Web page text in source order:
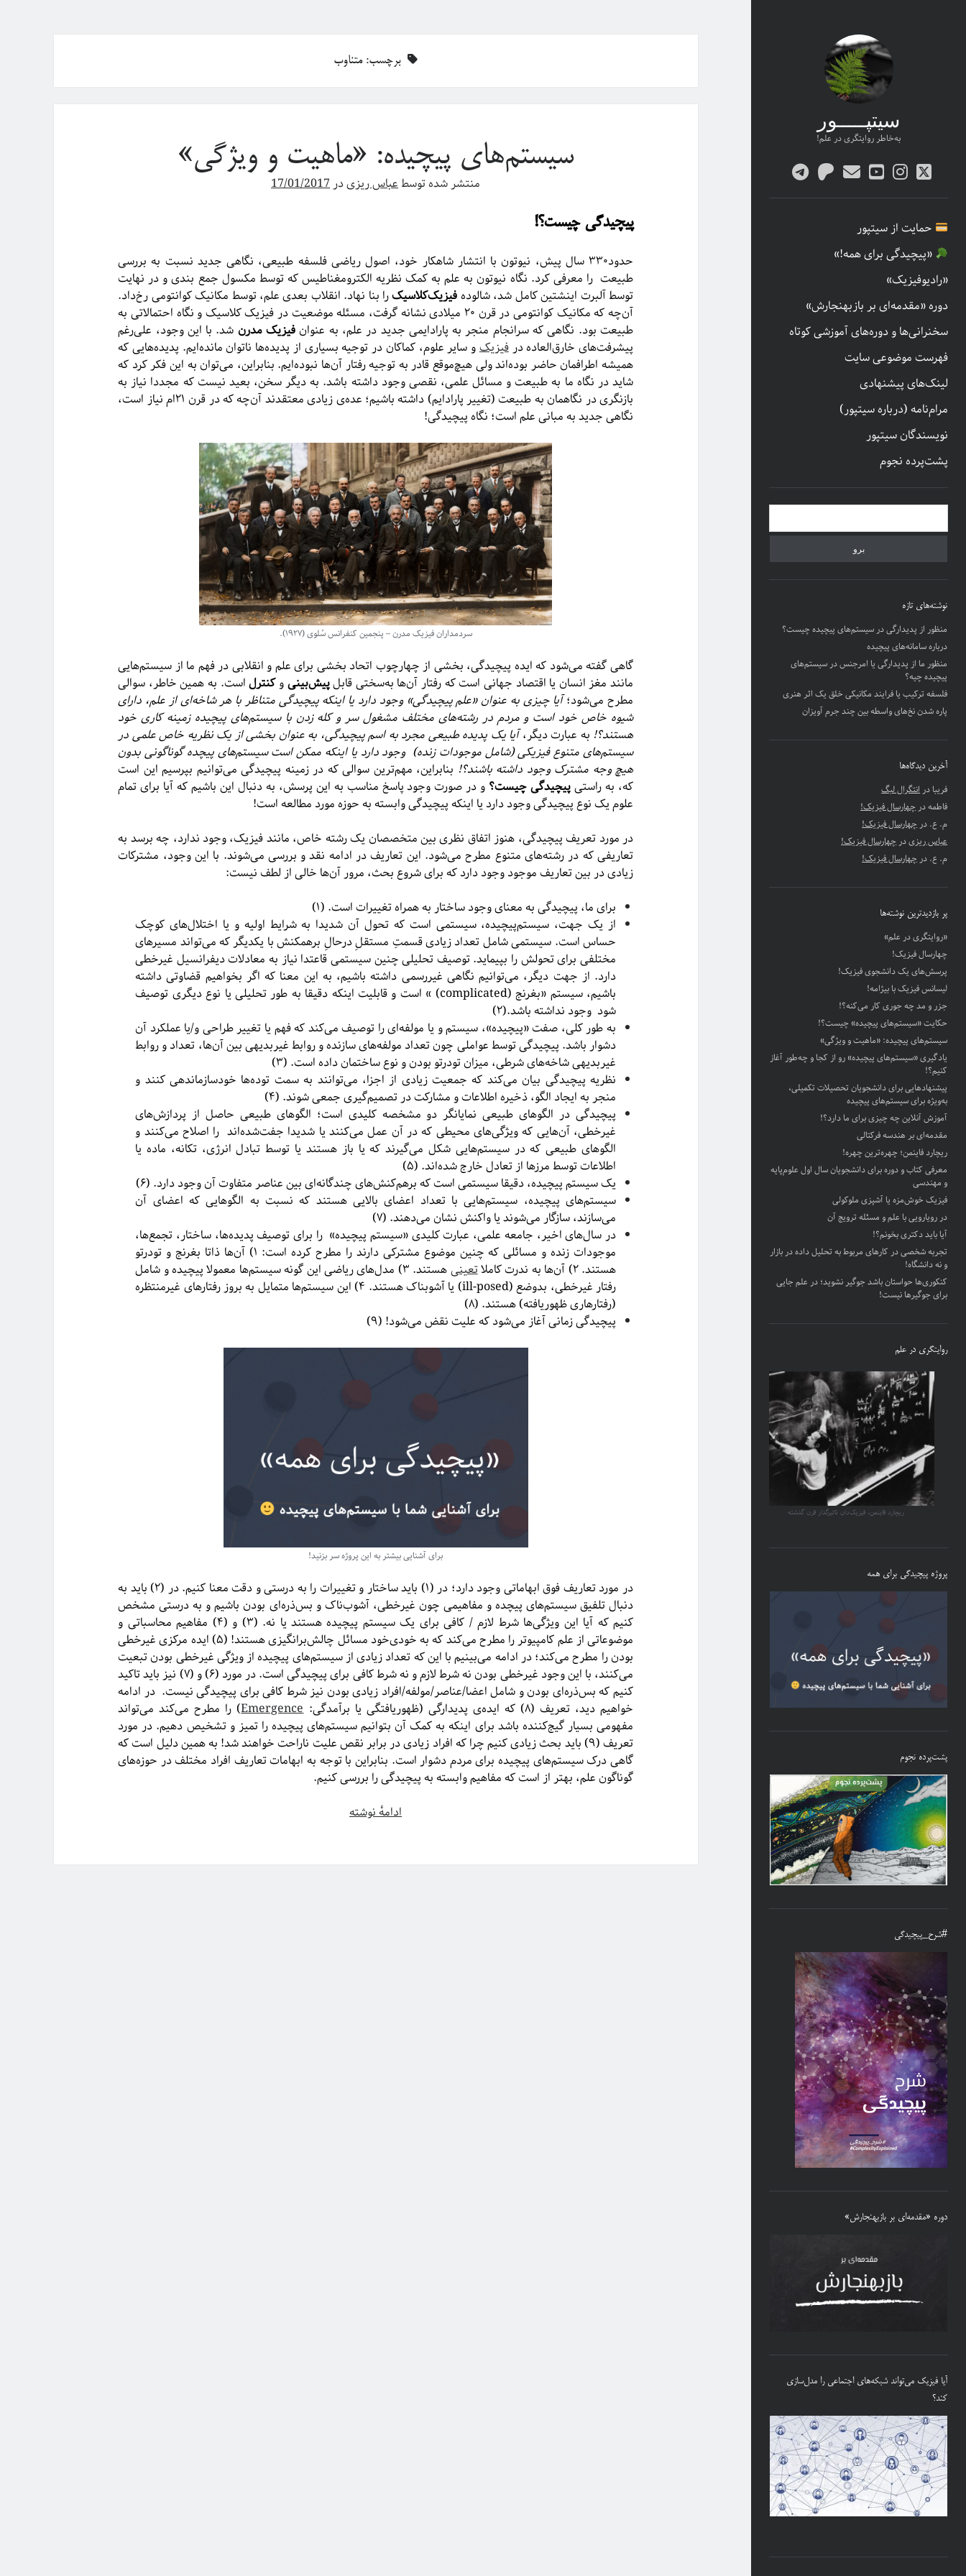
سیتپـــــور
به‌خاطر روایتگری در علم!
twitter
instagram
youtube
پستpatreon
telegram
حمایت از سیتپور
«پیچیدگی برای همه!»
«رادیوفیزیک»
دوره «مقدمه‌ای بر بازبهنجارش»
سخنرانی‌ها و دوره‌های آموزشی کوتاه
فهرست موضوعی سایت
لینک‌های پیشنهادی
مرام‌نامه (درباره سیتپور)
نویسندگان سیتپور
پشت‌پرده نجوم
نوار
کناری
نوشته‌های تازه
منظور از پدیدارگی در سیستم‌های پیچیده چیست؟
درباره سامانه‌های پیچیده
منظور ما از پدیدارگی یا امرجنس در سیستم‌های
پیچیده چیه؟
فلسفه ترکیب یا فرایند مکانیکی خلق یک اثر هنری
پاره شدن نخ‌های واسطه بین چند جرم آویزان
آخرین دیدگاه‌ها
فریبادرانتگرال لبگ
فاطمهدرچهارسال فیزیک!
م. ع.درچهارسال فیزیک!
عباس ریزیدرچهارسال فیزیک!
م. ع.درچهارسال فیزیک!
پر بازدیدترین نوشته‌ها
«روایتگری در علم»
چهارسال فیزیک!
پرسش‌های یک دانشجوی فیزیک!
لیسانس فیزیک با بیژامه!
جزر و مد چه جوری کار می‌کنه؟!
حکایت «سیستم‌های پیچیده» چیست؟!
سیستم‌های پیچیده: «ماهیت و ویژگی‌»
یادگیری «سیستم‌های پیچیده» رو از کجا و چه‌طور آغاز
کنیم؟!
پیشنهادهایی برای دانشجویان تحصیلات تکمیلی،
به‌ویژه برای سیستم‌های پیچیده
آموزش آنلاین چه چیزی برای ما دارد؟!
مقدمه‌ای بر هندسه فرکتالی
ریچارد فاینمن؛ چهره‌ترین چهره!
معرفی کتاب و دوره برای دانشجویان سال اول علوم‌پایه
و مهندسی
فیزیک خوش‌مزه یا آشپزی ملوکولی
در رویارویی با علم و مسئله ترویج آن
آیا باید دکتری بخونم؟!
تجربه شخصی در کارهای مربوط به تحلیل داده در بازار
و نه دانشگاه!
کنکوری‌ها حواستان باشد جوگیر نشوید؛ در علم جایی
برای جوگیرها نیست!
روایتگری در علم
ریچارد فاینمن، فیزیک‌دان تاثیرگذار قرن گذشته
پروژه پیچیدگی برای همه
پشت‌پرده نجوم
#شرح_پیچیدگی
دوره «مقدمه‌ای بر بازبهنجارش»
آیا فیزیک می‌تواند شبکه‌های اجتماعی را مدل‌سازی
کند؟
برچسب:متناوب
سیستم‌های پیچیده: «ماهیت و ویژگی‌»
منتشر شده توسطعباس ریزیدر17/01/2017
پیچیدگی چیست؟!
حدود۳۳۰ سال پیش، نیوتون با انتشار شاهکار خود، اصول ریاضی فلسفه طبیعی، نگاهی جدید نسبت به بررسی
طبیعت را معرفی کرد. نگاه نیوتون به علم به کمک نظریه الکترومغناطیس که توسط مکسول جمع بندی و در نهایت
توسط آلبرت اینشتین کامل شد، شالودهفیزیک‌کلاسیکرا بنا نهاد. انقلاب بعدی علم، توسط مکانیک کوانتومی رخ‌داد.
‌آن‌چه که مکانیک کوانتومی در قرن ۲۰ میلادی نشانه گرفت، مسئله موضعیت در فیزیک کلاسیک و نگاه احتمالاتی به
طبیعت بود. نگاهی که سرانجام منجر به پارادایمی جدید در علم، به عنوانفیزیک مدرن شد. با این وجود، علی‌رغم
پیشرفت‌های خارق‌العاده درفیزیکو سایر علوم، کماکان در توجیه بسیاری از پدیده‌ها ناتوان مانده‌ایم. پدیده‌هایی که
همیشه اطرافمان حاضر بوده‌اند ولی هیچ‌موقع قادر به توجیه رفتار آن‌ها نبوده‌ایم. بنابراین، می‌توان به این فکر کرد که
شاید در نگاه ما به طبیعت و مسائل علمی، نقصی وجود داشته باشد. به‌ دیگر سخن، بعید نیست که مجددا نیاز به
بازنگری در نگاهمان به طبیعت (تغییر پارادایم) داشته باشیم؛ عده‌ی زیادی معتقدند آن‌چه که در قرن ۲۱ام نیاز است،
نگاهی جدید به مبانی علم است؛ نگاه پیچیدگی!
سردمداران فیزیک مدرن – پنجمین کنفرانس سُلوی (۱۹۲۷).
گاهی گفته می‌شود که ایده پیچیدگی، بخشی از چهارچوب اتحاد بخشی برای علم و انقلابی در فهم ما از سیستم‌هایی
مانند مغز انسان یا اقتصاد جهانی است که رفتار آن‌ها به‌سختی قابلپیش‌بینیوکنترلاست. به همین خاطر، سوالی
مطرح می‌شود؛آیا چیزی به عنوان «علم پیچیدگی» وجود دارد یا اینکه پیچیدگی متناظر با هر شاخه‌ای از علم، دارای
شیوه خاص خود است و مردم در رشته‌های مختلف مشغول سر و کله زدن با سیستم‌های پیچیده زمینه کاری خود
هستند؟! به عبارت دیگر،آیا یک پدیده طبیعی مجرد به اسم پیچیدگی، به عنوان بخشی از یک نظریه خاص علمی در
سیستم‌های متنوع فیزیکی (شامل موجودات زنده) وجود دارد یا اینکه ممکن است سیستم‌های پیچده گوناگونی بدون
هیچ وجه مشترک وجود داشته باشند؟! بنابراین، مهم‌ترین سوالی که در زمینه پیچیدگی می‌توانیم بپرسیم این است
که، به‌ راستیپیچیدگی چیست؟ و در صورت وجود پاسخ مناسب به این پرسش، به دنبال این باشیم که آیا برای تمام
علوم یک نوع پیچیدگی وجود دارد یا اینکه پیچیدگی وابسته به حوزه مورد مطالعه است!
در مورد تعریف پیچیدگی، هنوز اتفاق نظری بین متخصصان یک رشته خاص، مانند فیزیک، وجود ندارد، چه برسد به
تعاریفی که در رشته‌های متنوع مطرح می‌شود. این تعاریف در ادامه نقد و بررسی می‌شوند. با این وجود، مشترکات
زیادی در بین تعاریف موجود وجود دارد که برای شروع بحث، مرور آن‌ها خالی از لطف نیست:
برای ما، پیچیدگی به معنای وجود ساختار به همراه تغییرات است. (۱)
از یک جهت، سیستم‌پیچیده، سیستمی است که تحول آن شدیدا به شرایط اولیه و یا اختلال‌های کوچک
حساس است. سیستمی شامل تعداد زیادی قسمتِ مستقلِ درحالِ برهمکنش با یکدیگر که می‌تواند مسیرهای
مختلفی برای تحولش را بپیماید. توصیف تحلیلی چنین سیستمی قاعتدا نیاز به معادلات دیفرانسیل غیرخطی
دارد. از جهت دیگر، می‌توانیم نگاهی غیررسمی داشته باشیم، به این معنا که اگر بخواهیم قضاوتی داشته
باشیم، سیستم «بغرنج (complicated) » است و قابلیت اینکه دقیقا به طور تحلیلی یا نوع دیگری توصیف
شود وجود نداشته باشد.(۲)
به طور کلی، صفت «پیچیده»، سیستم و یا مولفه‌ای را توصیف می‌کند که فهم یا تغییر طراحی و/یا عملکرد آن
دشوار باشد. پیچیدگی توسط عواملی چون تعداد مولفه‌های سازنده و روابط غیربدیهی بین‌ آن‌ها، تعداد و روابط
غیربدیهی شاخه‌های شرطی، میزان تودرتو بودن و نوع ساختمان داده است. (۳)
نظریه پیچیدگی بیان می‌کند که جمعیت زیادی از اجزا، می‌توانند به سمت توده‌ها خودسازماندهی کنند و
منجر به ایجاد الگو، ذخیره اطلاعات و مشارکت در تصمیم‌گیری جمعی شوند. (۴)
پیچیدگی در الگوهای طبیعی نمایانگر دو مشخصه کلیدی است؛ الگوهای طبیعی حاصل از پردازش‌های
غیرخطی، آن‌هایی که ویژگی‌های محیطی که در آن عمل می‌کنند یا شدیدا جفت‌شده‌اند را اصلاح می‌کنند و
الگوهای طبیعی که در سیستم‌هایی شکل می‌گیرند که یا باز هستند یا توسط تبادل انرژی، تکانه، ماده یا
اطلاعات توسط مرزها از تعادل خارج شده‌اند. (۵)
یک سیستم پیچیده، دقیقا سیستمی است که برهم‌کنش‌های چندگانه‌ای بین عناصر متفاوت آن وجود دارد. (۶)
سیستم‌های پیچیده، سیستم‌هایی با تعداد اعضای بالایی هستند که نسبت به الگوهایی که اعضای آن
می‌سازند، سازگار می‌شوند یا واکنش نشان می‌دهند. (۷)
در سال‌های اخیر، جامعه علمی، عبارت کلیدی «سیستم‌ پیچیده‌» را برای توصیف پدیده‌ها، ساختار، تجمع‌ها،
موجودات زنده و مسائلی که چنین موضوع مشترکی دارند را مطرح کرده است: ۱) آن‌ها ذاتا بغرنج و تودرتو
هستند. ۲) آن‌ها به ندرت کاملا
تعینی
هستند. ۳) مدل‌های ریاضی این گونه سیستم‌ها معمولا پیچیده و شامل
رفتار غیرخطی، بدوضع (ill-posed) یا آشوبناک هستند. ۴) این سیستم‌ها متمایل به بروز رفتارهای غیرمنتظره
(رفتارهاری ظهوریافته) هستند. (۸)
پیچیدگی زمانی آغاز می‌شود که علیت نقض می‌شود! (۹)
برای آشنایی بیشتر به این پروژه سر بزنید!
در مورد تعاریف فوق ابهاماتی وجود دارد؛ در (۱) باید ساختار و تغییرات را به درستی و دقت معنا کنیم. در (۲) باید به
دنبال تلفیق سیستم‌های پیچده و مفاهیمی چون غیرخطی، آشوب‌ناک و بس‌ذره‌ای بودن باشیم و به درستی مشخص
کنیم که آیا این‌ ویژگی‌ها شرط لازم / کافی برای یک سیستم پیچیده هستند یا نه. (۳) و (۴) مفاهیم محاسباتی و
موضوعاتی از علم کامپیوتر را مطرح می‌کند که به خودی‌خود مسائل چالش‌برانگیزی هستند! (۵) ایده مرکزی غیرخطی
بودن را مطرح می‌کند؛ در ادامه می‌بینیم با این که تعداد زیادی از سیستم‌های پیچیده از ویژگی غیرخطی بودن تبعیت
می‌کنند، با این وجود غیرخطی بودن نه شرط لازم و نه شرط کافی برای پیچیدگی است. در مورد (۶) و (۷) نیز باید تاکید
کنیم که بس‌ذره‌ای بودن و شامل اعضا/عناصر/مولفه/افراد زیادی بودن نیز شرط کافی برای پیچیدگی نیست. در ادامه
خواهیم دید، تعریف (۸) که ایده‌ی پدیدارگی (ظهوریافتگی یا برآمدگی:
Emergence) را مطرح می‌کند می‌تواند
مفهومی بسیار گیج‌کننده باشد برای اینکه به کمک آن بتوانیم سیستم‌های پیچیده را تمیز و تشخیص دهیم. در مورد
تعریف (۹) باید بحث زیادی کنیم چرا که افراد زیادی در برابر نقص علیت ناراحت خواهند شد! به همین دلیل است که
گاهی درک سیستم‌های پیچیده برای مردم دشوار است. بنابراین با توجه به ابهامات تعاریف افراد مختلف در حوزه‌های
گوناگون علم، بهتر از است که مفاهیم وابسته به پیچیدگی را بررسی کنیم.
ادامهٔ نوشتهسیستم‌های